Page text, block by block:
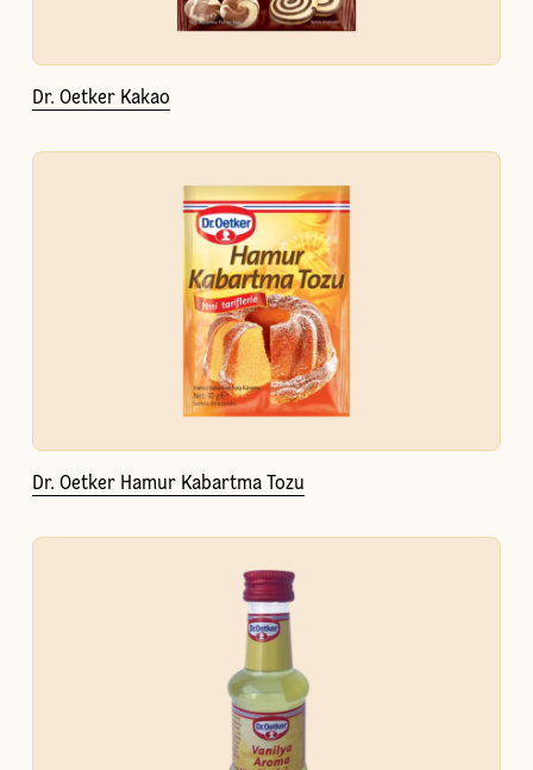
Dr. Oetker Kakao
Dr. Oetker Hamur Kabartma Tozu